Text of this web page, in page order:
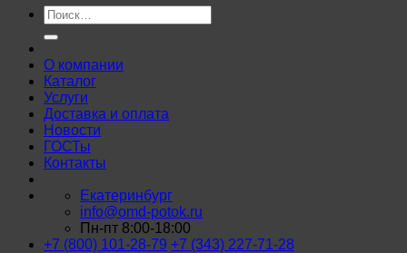
Искать:
О компании
Каталог
Услуги
Доставка и оплата
Новости
ГОСТы
Контакты
Екатеринбург
info@omd-potok.ru
Пн-пт 8:00-18:00
+7 (800) 101-28-79 +7 (343) 227-71-28